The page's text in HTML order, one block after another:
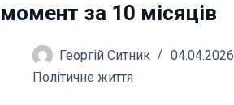
момент за 10 місяців
Георгій Ситник
04.04.2026
Політичне життя